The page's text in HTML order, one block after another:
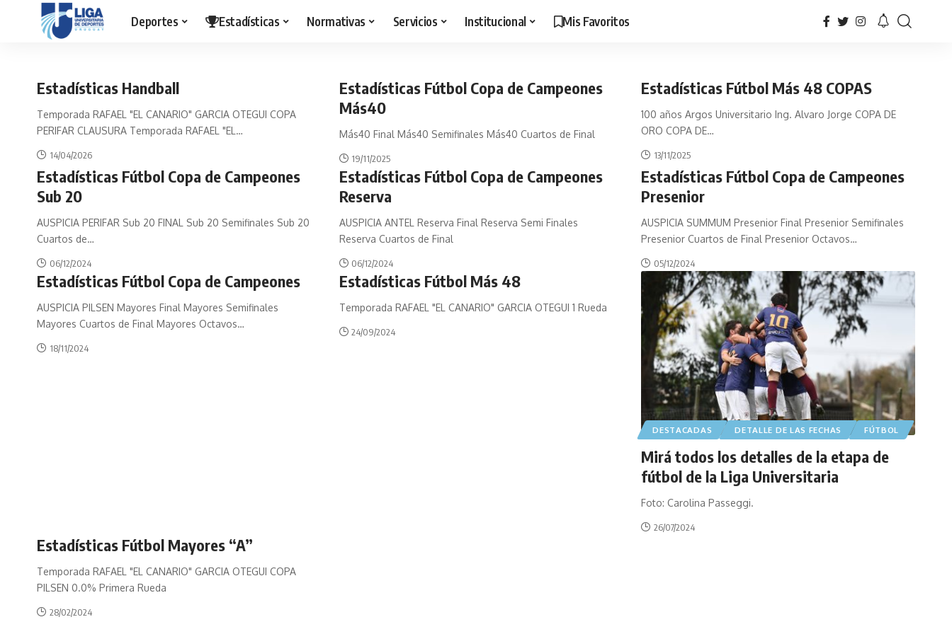
Deportes Estadísticas Normativas Servicios Institucional Mis Favoritos
Estadísticas Handball
Temporada RAFAEL "EL CANARIO" GARCIA OTEGUI COPA
PERIFAR CLAUSURA Temporada RAFAEL "EL …
14/04/2026
Estadísticas Fútbol Copa de Campeones
Más40
Más40 Final Más40 Semifinales Más40 Cuartos de Final
19/11/2025
Estadísticas Fútbol Más 48 COPAS
100 años Argos Universitario Ing. Alvaro Jorge COPA DE
ORO COPA DE…
13/11/2025
Estadísticas Fútbol Copa de Campeones
Sub 20
AUSPICIA PERIFAR Sub 20 FINAL Sub 20 Semifinales Sub 20
Cuartos de…
06/12/2024
Estadísticas Fútbol Copa de Campeones
Reserva
AUSPICIA ANTEL Reserva Final Reserva Semi Finales
Reserva Cuartos de Final
06/12/2024
Estadísticas Fútbol Copa de Campeones
Presenior
AUSPICIA SUMMUM Presenior Final Presenior Semifinales
Presenior Cuartos de Final Presenior Octavos…
05/12/2024
Estadísticas Fútbol Copa de Campeones
AUSPICIA PILSEN Mayores Final Mayores Semifinales
Mayores Cuartos de Final Mayores Octavos…
18/11/2024
Estadísticas Fútbol Más 48
Temporada RAFAEL "EL CANARIO" GARCIA OTEGUI 1 Rueda
24/09/2024
DESTACADAS DETALLE DE LAS FECHAS FÚTBOL
Mirá todos los detalles de la etapa de
fútbol de la Liga Universitaria
Foto: Carolina Passeggi.
26/07/2024
Estadísticas Fútbol Mayores “A”
Temporada RAFAEL "EL CANARIO" GARCIA OTEGUI COPA
PILSEN 0.0% Primera Rueda
28/02/2024